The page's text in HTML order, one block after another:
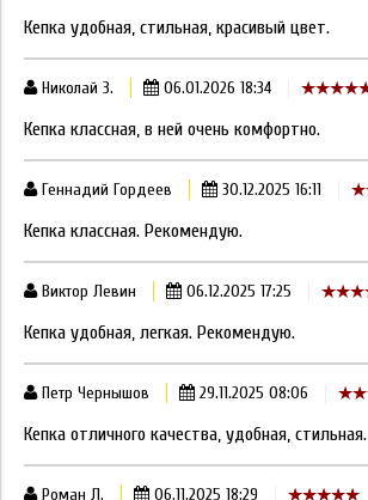
Кепка удобная, стильная, красивый цвет.
Николай З. 06.01.2026 18:34
Кепка классная, в ней очень комфортно.
Геннадий Гордеев 30.12.2025 16:11
Кепка классная. Рекомендую.
Виктор Левин 06.12.2025 17:25
Кепка удобная, легкая. Рекомендую.
Петр Чернышов 29.11.2025 08:06
Кепка отличного качества, удобная, стильная.
Роман Л. 06.11.2025 18:29